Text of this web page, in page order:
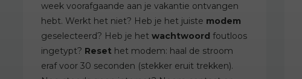
week voorafgaande aan je vakantie ontvangen
hebt. Werkt het niet? Heb je het juiste modem
geselecteerd? Heb je het wachtwoord foutloos
ingetypt? Reset het modem: haal de stroom
eraf voor 30 seconden (stekker eruit trekken).